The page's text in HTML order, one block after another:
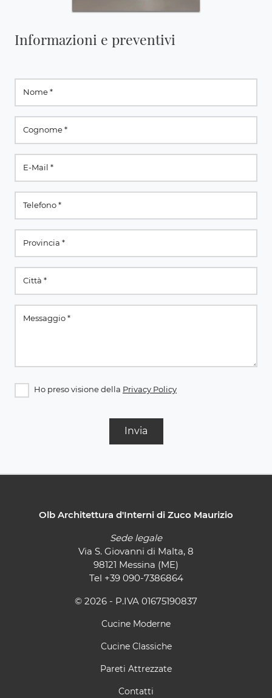
Informazioni e preventivi
Ho preso visione della Privacy Policy
Invia
Olb Architettura d'Interni di Zuco Maurizio
Sede legale
Via S. Giovanni di Malta, 8
98121 Messina (ME)
Tel +39 090-7386864
© 2026 - P.IVA 01675190837
Cucine Moderne
Cucine Classiche
Pareti Attrezzate
Contatti